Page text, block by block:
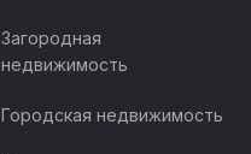
Загородная
недвижимость
Городская недвижимость